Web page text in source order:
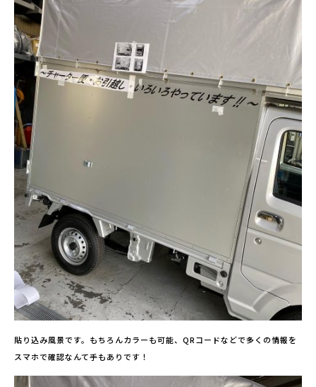
貼り込み風景です。もちろんカラーも可能、QRコードなどで多くの情報を
スマホで確認なんて手もありです！